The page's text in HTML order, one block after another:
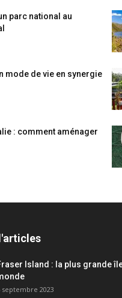
parc national au
mode de vie en synergie
: comment aménager
Island : la plus grande
septembre 2023